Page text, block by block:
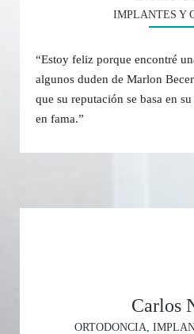
IMPLANTES Y
“Estoy feliz porque encontré
algunos duden de Marlon
que su reputación se basa en
en fama.”
Carlos
ORTODONCIA,